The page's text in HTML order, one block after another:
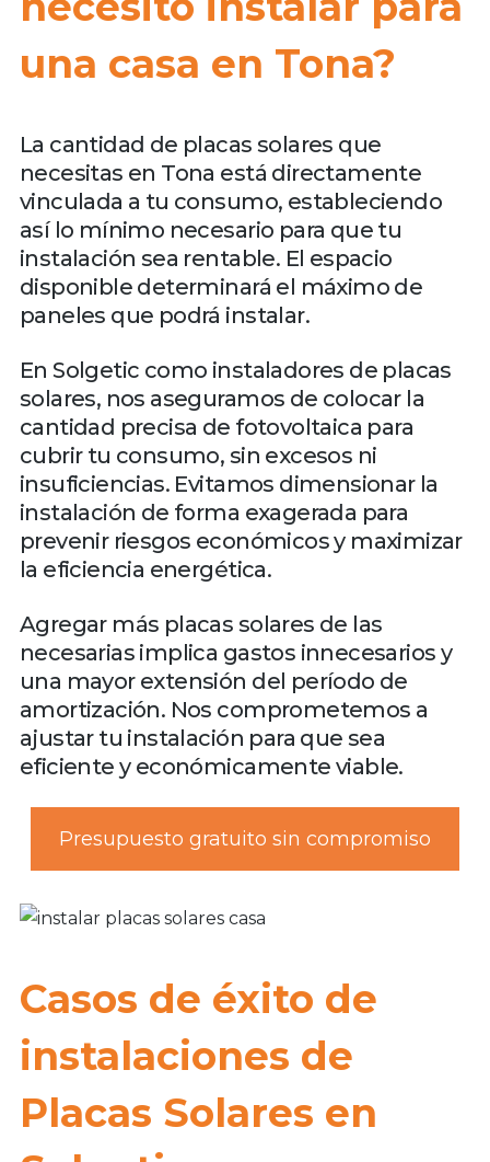
una casa en Tona?
La cantidad de placas solares que
necesitas en Tona está directamente
vinculada a tu consumo, estableciendo
así lo mínimo necesario para que tu
instalación sea rentable. El espacio
disponible determinará el máximo de
paneles que podrá instalar.
En Solgetic como instaladores de placas
solares, nos aseguramos de colocar la
cantidad precisa de fotovoltaica para
cubrir tu consumo, sin excesos ni
insuficiencias. Evitamos dimensionar la
instalación de forma exagerada para
prevenir riesgos económicos y maximizar
la eficiencia energética.
Agregar más placas solares de las
necesarias implica gastos innecesarios y
una mayor extensión del período de
amortización. Nos comprometemos a
ajustar tu instalación para que sea
eficiente y económicamente viable.
Presupuesto gratuito sin compromiso
Casos de éxito de
instalaciones de
Placas Solares en